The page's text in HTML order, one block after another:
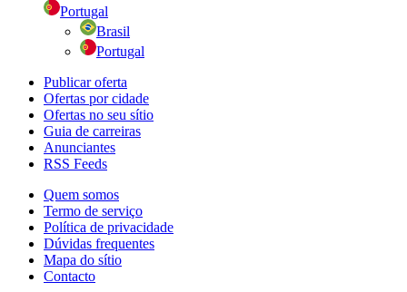
Portugal
Brasil
Portugal
Publicar oferta
Ofertas por cidade
Ofertas no seu sítio
Guia de carreiras
Anunciantes
RSS Feeds
Quem somos
Termo de serviço
Política de privacidade
Dúvidas frequentes
Mapa do sítio
Contacto